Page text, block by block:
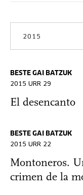
2015
BESTE GAI BATZUK
2015 URR 29
El desencanto
BESTE GAI BATZUK
2015 URR 22
Montoneros.
crimen de la